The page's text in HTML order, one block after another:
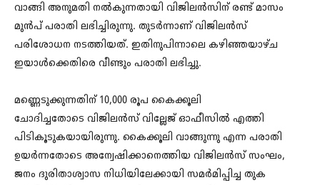
വാങ്ങി അനുമതി നൽകുന്നതായി വിജിലൻസിന് രണ്ട് മാസം
മുൻപ് പരാതി ലഭിച്ചിരുന്നു. തുടർന്നാണ് വിജിലൻസ്
പരിശോധന നടത്തിയത്. ഇതിനുപിന്നാലെ കഴിഞ്ഞയാഴ്ച
ഇയാൾക്കെതിരെ വീണ്ടും പരാതി ലഭിച്ചു.
മണ്ണെടുക്കുന്നതിന് 10,000 രൂപ കൈക്കൂലി
ചോദിച്ചതോടെ വിജിലൻസ് വില്ലേജ് ഓഫീസിൽ എത്തി
പിടികൂടുകയായിരുന്നു. കൈക്കൂലി വാങ്ങുന്നു എന്ന പരാതി
ഉയർന്നതോടെ അന്വേഷിക്കാനെത്തിയ വിജിലൻസ് സംഘം,
ജനം ദുരിതാശ്വാസ നിധിയിലേക്കായി സമർമിപ്പിച്ച തുക